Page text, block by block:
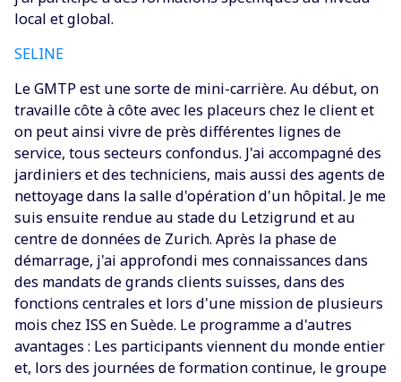
local et global.
SELINE
‍Le GMTP est une sorte de mini-carrière. Au début, on
travaille côte à côte avec les placeurs chez le client et
on peut ainsi vivre de près différentes lignes de
service, tous secteurs confondus. J'ai accompagné des
jardiniers et des techniciens, mais aussi des agents de
nettoyage dans la salle d'opération d'un hôpital. Je me
suis ensuite rendue au stade du Letzigrund et au
centre de données de Zurich. Après la phase de
démarrage, j'ai approfondi mes connaissances dans
des mandats de grands clients suisses, dans des
fonctions centrales et lors d'une mission de plusieurs
mois chez ISS en Suède. Le programme a d'autres
avantages : Les participants viennent du monde entier
et, lors des journées de formation continue, le groupe